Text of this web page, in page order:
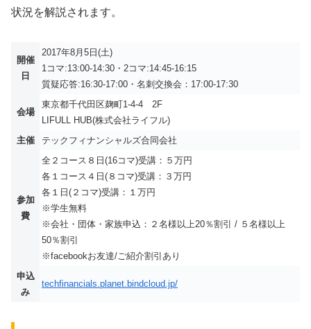
状況を解説されます。
開催
日
2017年8月5日(土)
1コマ:13:00-14:30・2コマ:14:45-16:15
質疑応答:16:30-17:00・名刺交換会：17:00-17:30
会場
東京都千代田区麹町1-4-4 2F
LIFULL HUB(株式会社ライフル)
主催
テックフィナンシャルズ合同会社
参加
費
全２コース８日(16コマ)受講：５万円
各１コース４日(８コマ)受講：３万円
各１日(２コマ)受講：１万円
※学生無料
※会社・団体・家族申込：２名様以上20％割引 / ５名様以上
50％割引
※facebookお友達/ご紹介割引あり
申込
み
techfinancials.planet.bindcloud.jp/